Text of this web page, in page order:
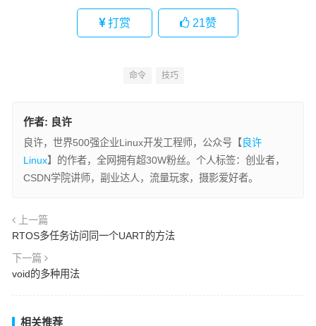
打赏 21赞
命令 技巧
作者: 良许
良许，世界500强企业Linux开发工程师，公众号【 良许
Linux】的作者，全网拥有超30W粉丝。个人标签：创业者，
CSDN学院讲师，副业达人，流量玩家，摄影爱好者。
上一篇
RTOS多任务访问同一个UART的方法
下一篇
void的多种用法
相关推荐